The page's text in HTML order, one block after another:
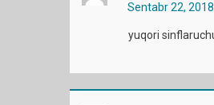
Sentabr 22,
yuqori